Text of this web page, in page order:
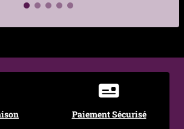
Paiement Sécurisé